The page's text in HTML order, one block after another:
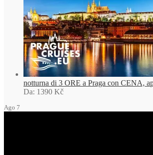
notturna di 3 ORE a Praga con CENA,
Da: 1390 Kč
Ago 7